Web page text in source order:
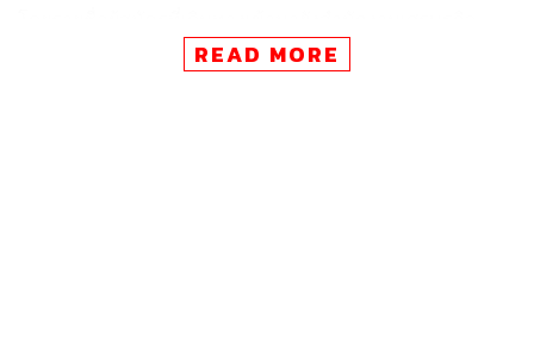
กระทรวงการคลัง (สศค.) กระทรวงการคลัง เรียงตามลำดับ
READ MORE